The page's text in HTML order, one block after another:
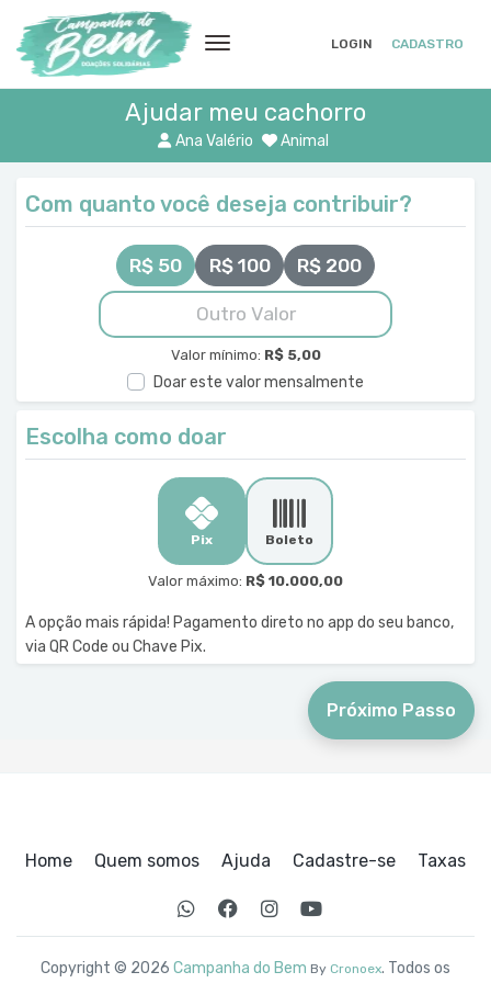
LOGIN CADASTRO
Ajudar meu cachorro
Ana Valério Animal
Com quanto você deseja contribuir?
R$ 50 R$ 100 R$ 200
Valor mínimo: R$ 5,00
Doar este valor mensalmente
Escolha como doar
Pix Boleto
Valor máximo: R$ 10.000,00
A opção mais rápida! Pagamento direto no app do seu banco,
via QR Code ou Chave Pix.
Próximo Passo
Home Quem somos Ajuda Cadastre-se Taxas
Copyright © 2026 Campanha do Bem By Cronoex. Todos os